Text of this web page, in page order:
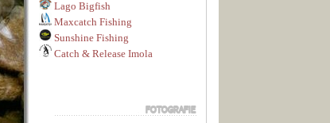
Lago Bigfish
Maxcatch Fishing
Sunshine Fishing
Catch & Release Imola